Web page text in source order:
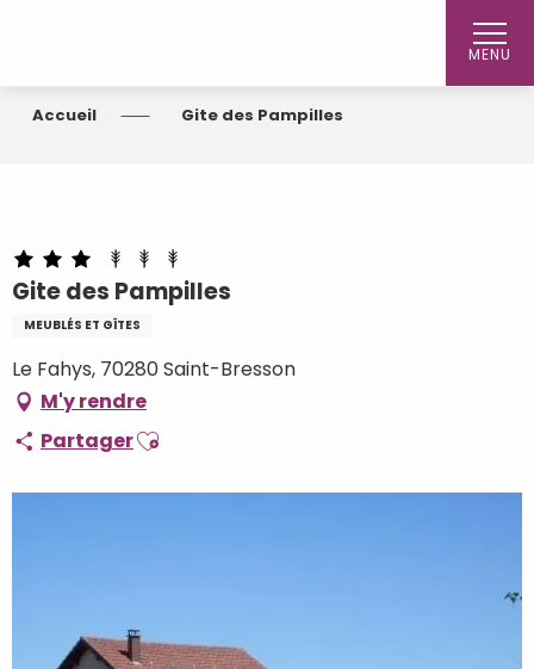
MENU
Accueil Gite des Pampilles
Gite des Pampilles
MEUBLÉS ET GÎTES
Le Fahys, 70280 Saint-Bresson
M'y rendre
PartagerAjouter aux favoris